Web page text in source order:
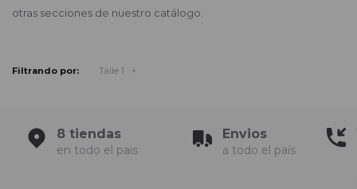
otras secciones de nuestro catálogo.
Filtrando por: Talle 1
8 tiendas
en todo el pais
Envios
a todo el país